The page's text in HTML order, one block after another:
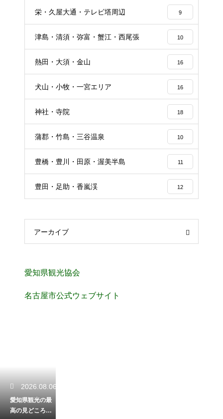
栄・久屋大通・テレビ塔周辺 9
津島・清須・弥富・蟹江・西尾張 10
熱田・大須・金山 16
犬山・小牧・一宮エリア 16
神社・寺院 18
蒲郡・竹島・三谷温泉 10
豊橋・豊川・田原・渥美半島 11
豊田・足助・香嵐渓 12
アーカイブ
愛知県観光協会
名古屋市公式ウェブサイト
2026.08.06
愛知県観光の最
高の見どころを